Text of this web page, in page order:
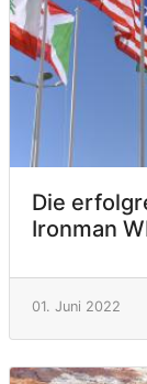
Die
Ironman
01. Juni 2022